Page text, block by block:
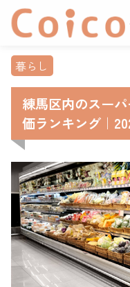
暮らし
練馬区内のスー
価ランキング｜